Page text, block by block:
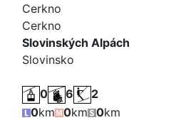
Cerkno
Cerkno
Slovinských Alpách
Slovinsko
0 6
2
0km 0km 0km